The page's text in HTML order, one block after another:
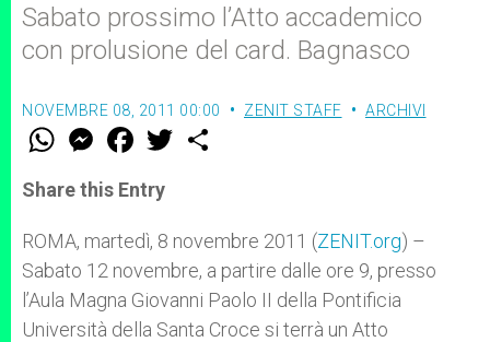
Sabato prossimo l’Atto accademico
con prolusione del card. Bagnasco
NOVEMBRE 08, 2011 00:00 ZENIT STAFF ARCHIVI
W
t
s
p
p
M
e
s
e
g
e
r
F
a
e
b
o
k
w
r
Share this Entry
ROMA, martedì, 8 novembre 2011 (ZENIT.org) –
Sabato 12 novembre, a partire dalle ore 9, presso
l’Aula Magna Giovanni Paolo II della Pontificia
Università della Santa Croce si terrà un Atto